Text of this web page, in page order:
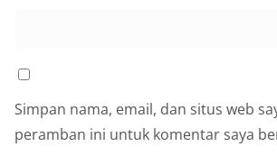
Simpan nama, email, dan situs web
peramban ini untuk komentar saya